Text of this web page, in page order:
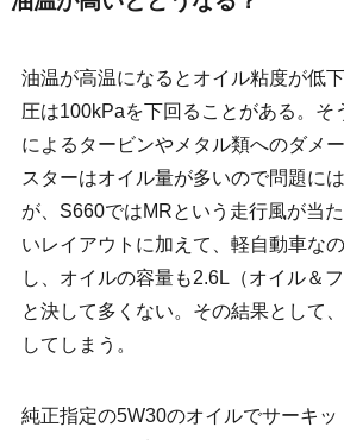
油温が高温になるとオイル粘度が低
圧は100kPaを下回ることがある。そ
によるタービンやメタル類へのダメ
スターはオイル量が多いので問題に
が、S660ではMRという走行風が当
いレイアウトに加えて、軽自動車な
し、オイルの容量も2.6L（オイル＆
と決して多くない。その結果として
してしまう。
純正指定の5W30のオイルでサーキ